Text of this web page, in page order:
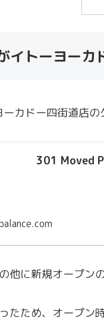
イトーヨーカ
カドー四街道店の
301 Moved
他に新規オープン
たため、オープン